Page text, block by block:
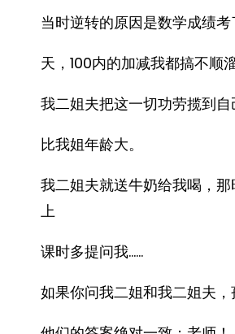
当时逆转的原因是数学成绩
天，100内的加减我都搞不顺
我二姐夫把这一切功劳揽到
比我姐年龄大。
我二姐夫就送牛奶给我喝，
上
课时多提问我……
如果你问我二姐和我二姐夫